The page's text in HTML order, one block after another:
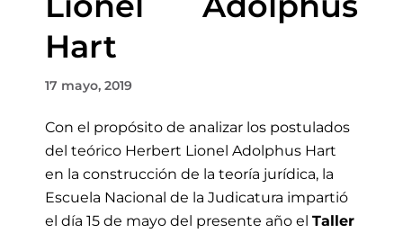
Hart
17 mayo, 2019
Con el propósito de analizar los postulados
del teórico Herbert Lionel Adolphus Hart
en la construcción de la teoría jurídica, la
Escuela Nacional de la Judicatura impartió
el día 15 de mayo del presente año el Taller